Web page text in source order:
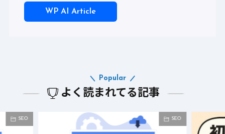
WP AI Article
よく読まれてる記事
Popular
SEO SEO